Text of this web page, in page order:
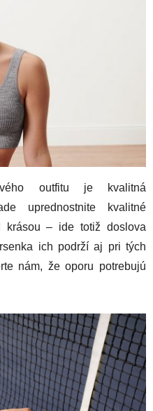
outfitu je kvalitná
uprednostnite kvalitné
krásou – ide totiž doslova
ich podrží aj pri tých
nám, že oporu potrebujú